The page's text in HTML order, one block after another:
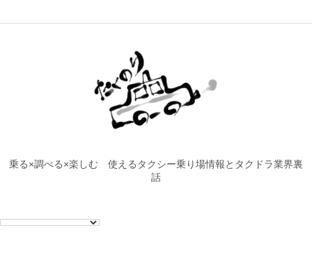
乗る×調べる×楽しむ 使えるタクシー乗り場情報とタクドラ業界裏
話